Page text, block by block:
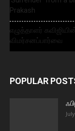
Prakash
எழுத்தாளர்
விமர்சனப்பார்வை
POPULAR